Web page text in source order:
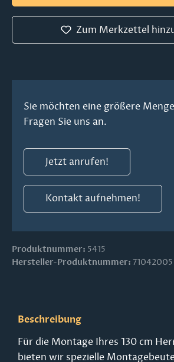
Zum Merkzettel
Sie möchten eine größere
Fragen Sie uns an.
Jetzt anrufen!
Kontakt aufnehmen!
Produktnummer: 5415
Hersteller-Produktnummer: 71042005
Beschreibung
Für die Montage Ihres 130 cm
bieten wir spezielle